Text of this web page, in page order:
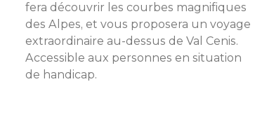
fera découvrir les courbes magnifiques
des Alpes, et vous proposera un voyage
extraordinaire au-dessus de Val Cenis.
Accessible aux personnes en situation
de handicap.